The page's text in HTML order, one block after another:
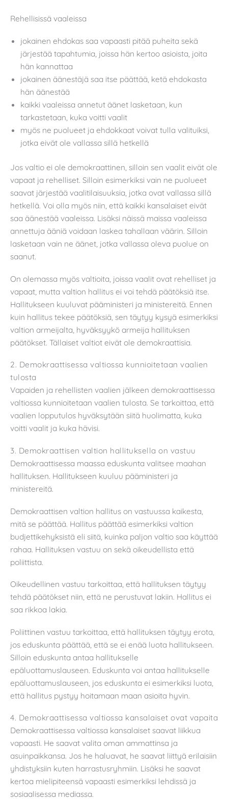
Rehellisissä vaaleissa
jokainen ehdokas saa vapaasti pitää puheita sekä
järjestää tapahtumia, joissa hän kertoo asioista, joita
hän kannattaa
jokainen äänestäjä saa itse päättää, ketä ehdokasta
hän äänestää
kaikki vaaleissa annetut äänet lasketaan, kun
tarkastetaan, kuka voitti vaalit
myös ne puolueet ja ehdokkaat voivat tulla valituiksi,
jotka eivät ole vallassa sillä hetkellä
Jos valtio ei ole demokraattinen, silloin sen vaalit eivät ole
vapaat ja rehelliset. Silloin esimerkiksi vain ne puolueet
saavat järjestää vaalitilaisuuksia, jotka ovat vallassa sillä
hetkellä. Voi olla myös niin, että kaikki kansalaiset eivät
saa äänestää vaaleissa. Lisäksi näissä maissa vaaleissa
annettuja ääniä voidaan laskea tahallaan väärin. Silloin
lasketaan vain ne äänet, jotka vallassa oleva puolue on
saanut.
On olemassa myös valtioita, joissa vaalit ovat rehelliset ja
vapaat, mutta valtion hallitus ei voi tehdä päätöksiä itse.
Hallitukseen kuuluvat pääministeri ja ministereitä. Ennen
kuin hallitus tekee päätöksiä, sen täytyy kysyä esimerkiksi
valtion armeijalta, hyväksyykö armeija hallituksen
päätökset. Tällaiset valtiot eivät ole demokraattisia.
2. Demokraattisessa valtiossa kunnioitetaan vaalien
tulosta
Vapaiden ja rehellisten vaalien jälkeen demokraattisessa
valtiossa kunnioitetaan vaalien tulosta. Se tarkoittaa, että
vaalien lopputulos hyväksytään siitä huolimatta, kuka
voitti vaalit ja kuka hävisi.
3. Demokraattisen valtion hallituksella on vastuu
Demokraattisessa maassa eduskunta valitsee maahan
hallituksen. Hallitukseen kuuluu pääministeri ja
ministereitä.
Demokraattisen valtion hallitus on vastuussa kaikesta,
mitä se päättää. Hallitus päättää esimerkiksi valtion
budjettikehyksistä eli siitä, kuinka paljon valtio saa käyttää
rahaa. Hallituksen vastuu on sekä oikeudellista että
poliittista.
Oikeudellinen vastuu tarkoittaa, että hallituksen täytyy
tehdä päätökset niin, että ne perustuvat lakiin. Hallitus ei
saa rikkoa lakia.
Poliittinen vastuu tarkoittaa, että hallituksen täytyy erota,
jos eduskunta päättää, että se ei enää luota hallitukseen.
Silloin eduskunta antaa hallitukselle
epäluottamuslauseen. Eduskunta voi antaa hallitukselle
epäluottamuslauseen, jos eduskunta ei esimerkiksi luota,
että hallitus pystyy hoitamaan maan asioita hyvin.
4. Demokraattisessa valtiossa kansalaiset ovat vapaita
Demokraattisessa valtiossa kansalaiset saavat liikkua
vapaasti. He saavat valita oman ammattinsa ja
asuinpaikkansa. Jos he haluavat, he saavat liittyä erilaisiin
yhdistyksiin kuten harrastusryhmiin. Lisäksi he saavat
kertoa mielipiteensä vapaasti esimerkiksi lehdissä ja
sosiaalisessa mediassa.